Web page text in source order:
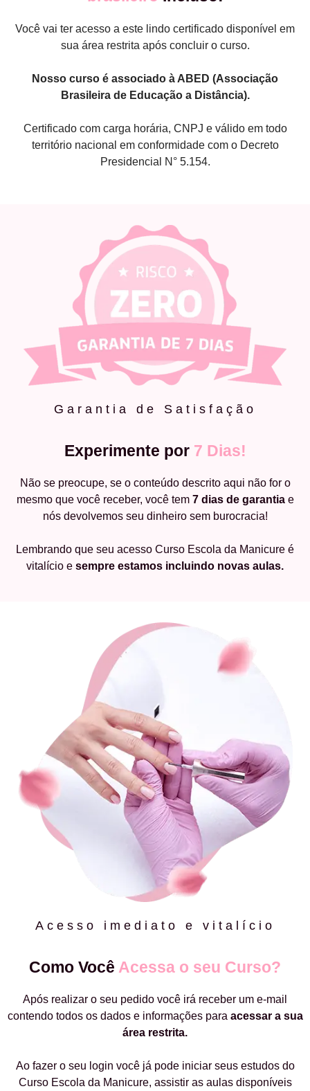
Você vai ter acesso a este lindo certificado disponível em
sua área restrita após concluir o curso.
Nosso curso é associado à ABED (Associação
Brasileira de Educação a Distância).
Certificado com carga horária, CNPJ e válido em todo
território nacional em conformidade com o Decreto
Presidencial N° 5.154.
Garantia de Satisfação
Experimente por 7 Dias!
Não se preocupe, se o conteúdo descrito aqui não for o
mesmo que você receber, você tem 7 dias de garantiae
nós devolvemos seu dinheiro sem burocracia!
Lembrando que seu acesso Curso Escola da Manicure é
vitalício e sempre estamos incluindo novas aulas.
Acesso imediato e vitalício
Como Você Acessa o seu Curso?
Após realizar o seu pedido você irá receber um e-mail
contendo todos os dados e informações para acessar a sua
área restrita.
Ao fazer o seu login você já pode iniciar seus estudos do
Curso Escola da Manicure, assistir as aulas disponíveis